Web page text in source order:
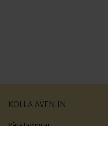
KOLLA ÄVEN IN
Våra tävlingar